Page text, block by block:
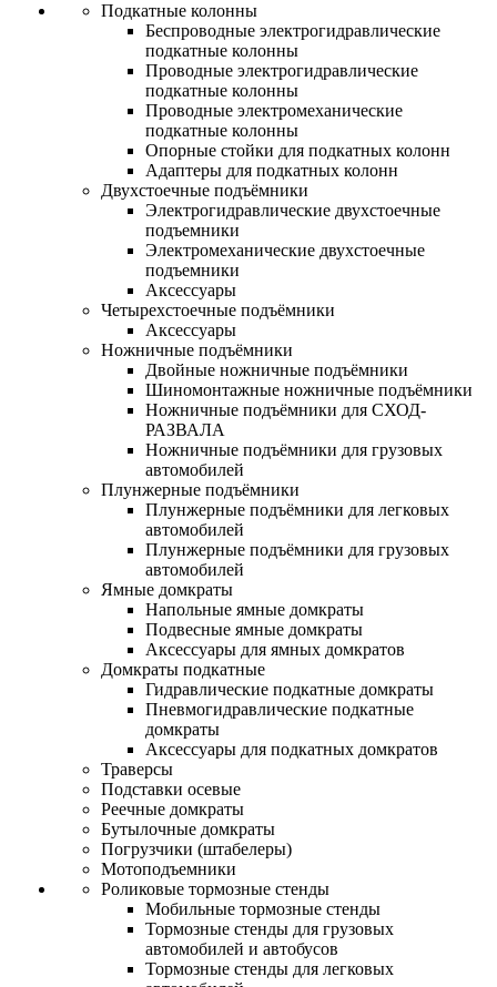
Подкатные колонны
Беспроводные электрогидравлические
подкатные колонны
Проводные электрогидравлические
подкатные колонны
Проводные электромеханические
подкатные колонны
Опорные стойки для подкатных колонн
Адаптеры для подкатных колонн
Двухстоечные подъёмники
Электрогидравлические двухстоечные
подъемники
Электромеханические двухстоечные
подъемники
Аксессуары
Четырехстоечные подъёмники
Аксессуары
Ножничные подъёмники
Двойные ножничные подъёмники
Шиномонтажные ножничные подъёмники
Ножничные подъёмники для СХОД-
РАЗВАЛА
Ножничные подъёмники для грузовых
автомобилей
Плунжерные подъёмники
Плунжерные подъёмники для легковых
автомобилей
Плунжерные подъёмники для грузовых
автомобилей
Ямные домкраты
Напольные ямные домкраты
Подвесные ямные домкраты
Аксессуары для ямных домкратов
Домкраты подкатные
Гидравлические подкатные домкраты
Пневмогидравлические подкатные
домкраты
Аксессуары для подкатных домкратов
Траверсы
Подставки осевые
Реечные домкраты
Бутылочные домкраты
Погрузчики (штабелеры)
Мотоподъемники
Роликовые тормозные стенды
Мобильные тормозные стенды
Тормозные стенды для грузовых
автомобилей и автобусов
Тормозные стенды для легковых